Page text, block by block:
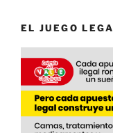
EL JUEGO